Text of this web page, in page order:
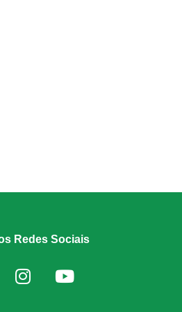
Redes Sociais